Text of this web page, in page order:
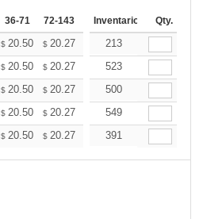
36-71 72-143 144-287 288 +
Inventario Qty.
$ 20.50 $ 20.27 20.05
213
$ 20.50 $ 20.27 20.05
523
$ 20.50 $ 20.27 20.05
500
$ 20.50 $ 20.27 20.05
549
$ 20.50 $ 20.27 20.05
391